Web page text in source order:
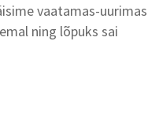
vaatamas-uurimas
ning lõpuks sai